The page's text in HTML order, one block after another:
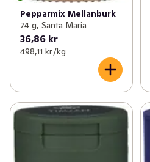
Pepparmix Mellanburk
74 g, Santa Maria
36,86 kr
498,11 kr /kg